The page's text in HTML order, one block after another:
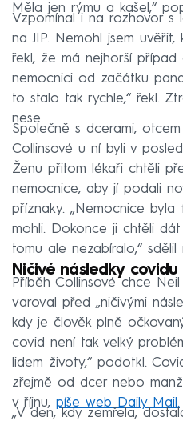
Měla jen rýmu a kašel,“
Vzpomínal i na rozhovor s
na JIP. Nemohl jsem
řekl, že má nejhorší případ
nemocnici od začátku
to stalo tak rychle,“ řekl.
nese.
Společně s dcerami,
Collinsové u ní byli v
Ženu přitom lékaři chtěli
nemocnice, aby jí podali
příznaky. „Nemocnice byla
mohli. Dokonce ji chtěli
tomu ale nezabíralo,“ sdělil
Ničivé následky covidu
Příběh Collinsové chce
varoval před „ničivými
kdy je člověk plně
covid není tak velký
lidem životy,“ podotkl.
zřejmě od dcer nebo
v říjnu, píše web Daily Mail.
„V den, kdy zemřela,